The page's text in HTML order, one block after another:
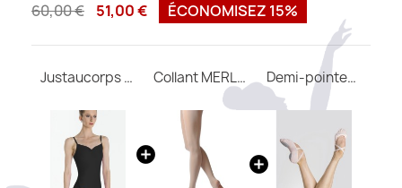
60,00 €
51,00 € ÉCONOMISEZ 15%
Justaucorps femme Abbie WEAR MOI Collant MERLET convertible adulte Demi-pointes CERES M Wear Moi